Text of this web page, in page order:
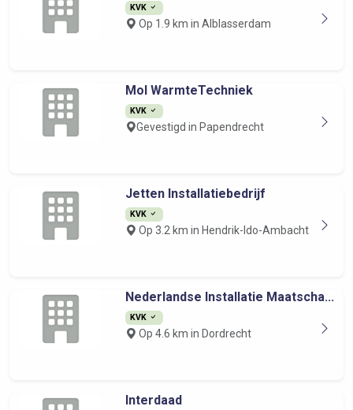
KVK
Op 1.9 km in Alblasserdam
Mol WarmteTechniek
KVK
Gevestigd in Papendrecht
Jetten Installatiebedrijf
KVK
Op 3.2 km in Hendrik-Ido-Ambacht
Nederlandse Installatie Maatscha...
KVK
Op 4.6 km in Dordrecht
Interdaad